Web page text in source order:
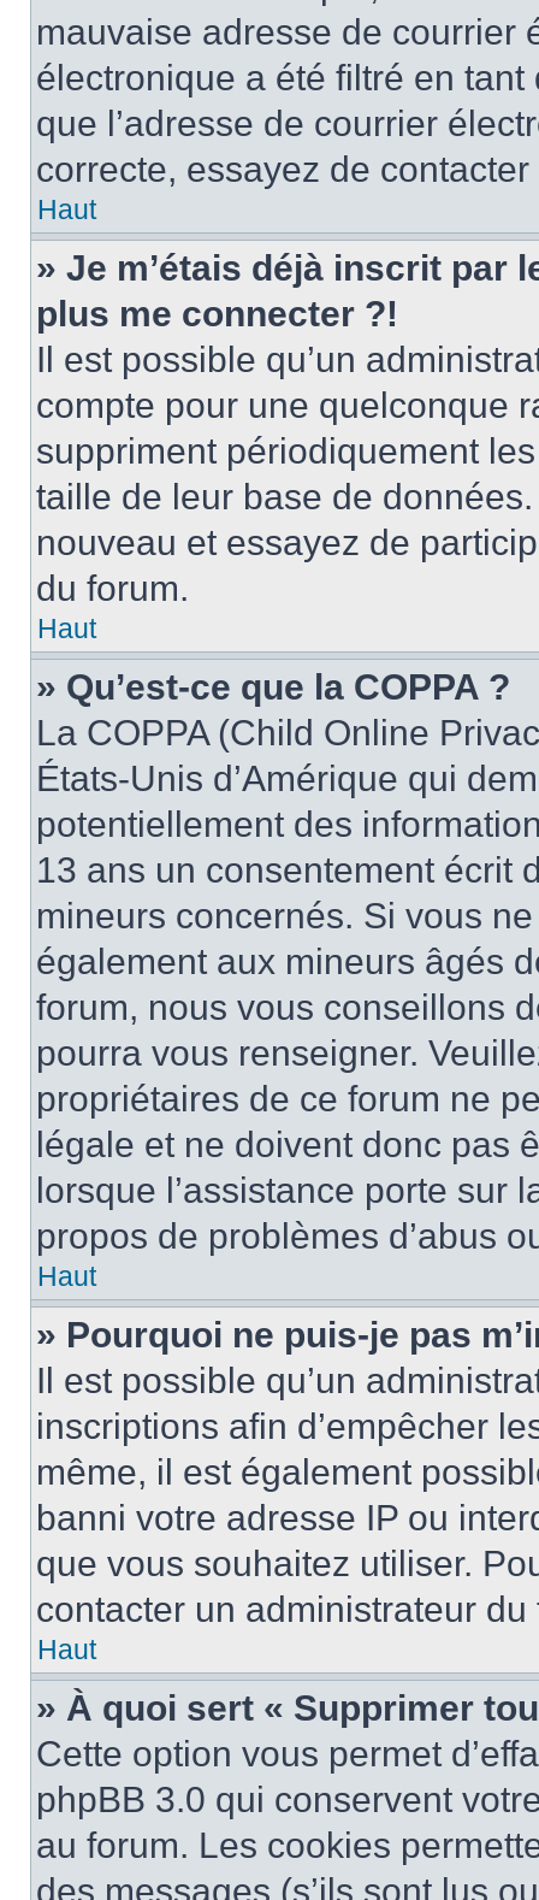
mauvaise adresse de courrier
électronique a été filtré en
que l’adresse de courrier
correcte, essayez de
Haut
» Je m’étais déjà inscrit par
plus me connecter ?!
Il est possible qu’un
compte pour une quelconque
suppriment périodiquement
taille de leur base de
nouveau et essayez de
du forum.
Haut
» Qu’est-ce que la COPPA ?
La COPPA (Child Online
États-Unis d’Amérique qui
potentiellement des
13 ans un consentement écrit
mineurs concernés. Si vous
également aux mineurs âgés
forum, nous vous conseillons
pourra vous renseigner.
propriétaires de ce forum ne
légale et ne doivent donc pas
lorsque l’assistance porte sur
propos de problèmes d’abus
Haut
» Pourquoi ne puis-je pas
Il est possible qu’un
inscriptions afin d’empêcher
même, il est également
banni votre adresse IP ou
que vous souhaitez utiliser.
contacter un administrateur du
Haut
» À quoi sert « Supprimer
Cette option vous permet
phpBB 3.0 qui conservent
au forum. Les cookies
des messages (s’ils sont lus